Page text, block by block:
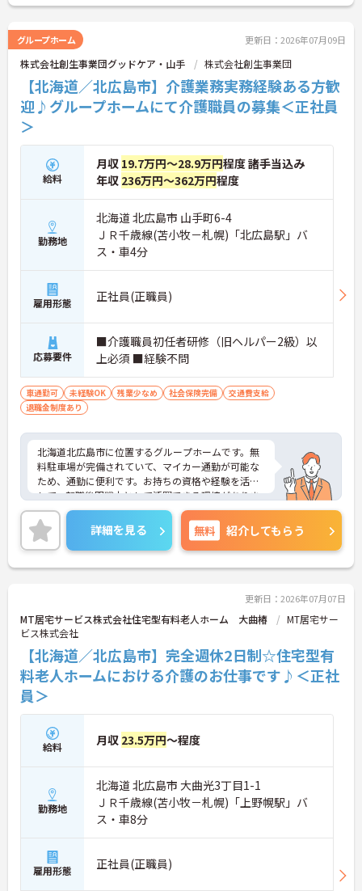
グループホーム 更新日：2026年07月09日
株式会社創生事業団グッドケア・山手 株式会社創生事業団
【北海道／北広島市】介護業務実務経験ある方歓
迎♪グループホームにて介護職員の募集＜正社員
＞
給料
月収 19.7万円～28.9万円程度 諸手当込み
年収 236万円～362万円程度
勤務地
北海道 北広島市 山手町6-4
ＪＲ千歳線(苫小牧－札幌)「北広島駅」バ
ス・車4分
雇用形態 正社員(正職員)
応募要件
■介護職員初任者研修（旧ヘルパー2級）以
上必須 ■経験不問
車通勤可 未経験OK 残業少なめ 社会保険完備
交通費支給
退職金制度あり
北海道北広島市に位置するグループホームです。無
料駐車場が完備されていて、マイカー通勤が可能な
ため、通勤に便利です。お持ちの資格や経験を活か
して、転職後即戦力として活躍できる環境がありま
す。ご興味をお持ちの方はお気軽にお問い合わせく
ださい。
詳細を見る 無料 紹介してもらう
更新日：2026年07月07日
MT居宅サービス株式会社住宅型有料老人ホーム 大曲椿
MT居宅サー
ビス株式会社
【北海道／北広島市】完全週休2日制☆住宅型有
料老人ホームにおける介護のお仕事です♪＜正社
員＞
給料 月収 23.5万円～程度
勤務地
北海道 北広島市 大曲光3丁目1-1
ＪＲ千歳線(苫小牧－札幌)「上野幌駅」バ
ス・車8分
雇用形態 正社員(正職員)